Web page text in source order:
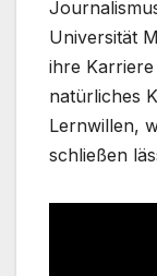
Universität
ihre
natürliches
Lernwillen,
schließen